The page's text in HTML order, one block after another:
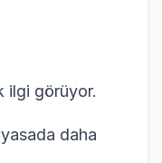
ilgi görüyor.
daha